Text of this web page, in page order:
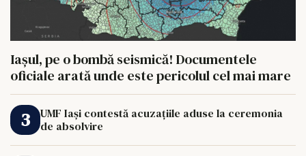
Iașul, pe o bombă seismică! Documentele
oficiale arată unde este pericolul cel mai mare
UMF Iași contestă acuzațiile aduse la ceremonia
de absolvire